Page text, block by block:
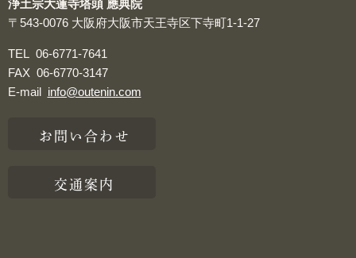
浄土宗大蓮寺塔頭 應典院
〒543-0076 大阪府大阪市天王寺区下寺町1-1-27
TEL 06-6771-7641
FAX 06-6770-3147
E-mail info@outenin.com
お問い合わせ
交通案内